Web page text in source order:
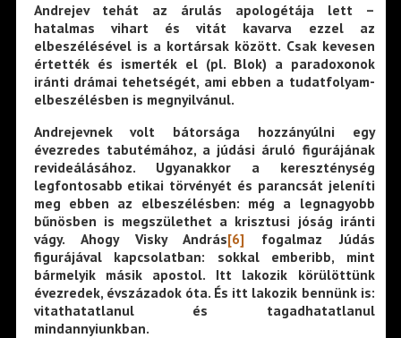
Andrejev tehát az árulás apologétája lett –
hatalmas vihart és vitát kavarva ezzel az
elbeszélésével is a kortársak között. Csak kevesen
értették és ismerték el (pl. Blok) a paradoxonok
iránti drámai tehetségét, ami ebben a tudatfolyam-
elbeszélésben is megnyilvánul.
Andrejevnek volt bátorsága hozzányúlni egy
évezredes tabutémához, a júdási áruló figurájának
revideálásához. Ugyanakkor a kereszténység
legfontosabb etikai törvényét és parancsát jeleníti
meg ebben az elbeszélésben: még a legnagyobb
bűnösben is megszülethet a krisztusi jóság iránti
vágy. Ahogy Visky András[6] fogalmaz Júdás
figurájával kapcsolatban: sokkal emberibb, mint
bármelyik másik apostol. Itt lakozik körülöttünk
évezredek, évszázadok óta. És itt lakozik bennünk is:
vitathatatlanul és tagadhatatlanul
mindannyiunkban.